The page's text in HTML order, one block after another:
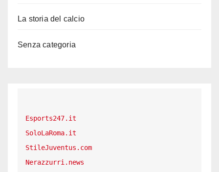
La storia del calcio
Senza categoria
Esports247.it
SoloLaRoma.it
StileJuventus.com
Nerazzurri.news